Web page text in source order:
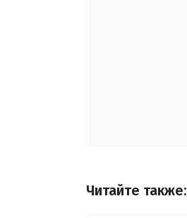
Читайте также: